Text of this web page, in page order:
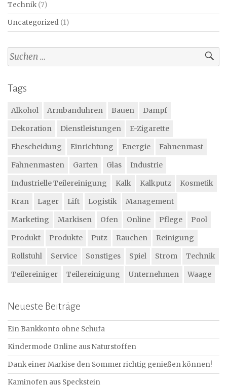
Technik(7)
Uncategorized (1)
Suchen
nach:
Tags
Alkohol Armbanduhren Bauen
Dampf
Dekoration
Dienstleistungen
E-Zigarette
Ehescheidung
Einrichtung Energie
Fahnenmast
Fahnenmasten
Garten Glas
Industrie
Industrielle Teilereinigung
Kalk Kalkputz
Kosmetik
Kran
Lager Lift Logistik
Management
Marketing
Markisen Ofen Online Pflege
Pool
Produkt
Produkte Putz Rauchen
Reinigung
Rollstuhl
Service Sonstiges Spiel Strom
Technik
Teilereiniger
Teilereinigung Unternehmen Waage
Neueste Beiträge
Ein Bankkonto ohne Schufa
Kindermode Online aus Naturstoffen
Dank einer Markise den Sommer richtig genießen können!
Kaminofen aus Speckstein